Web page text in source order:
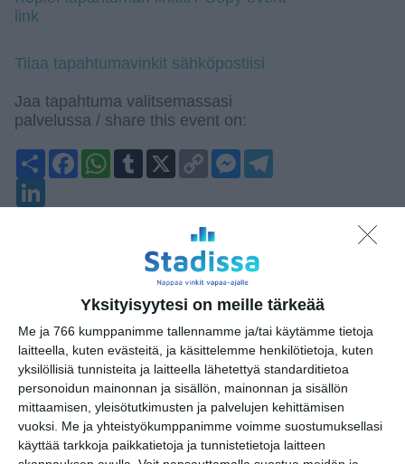
Yksityisyytesi on meille tärkeää
Me ja 766 kumppanimme tallennamme ja/tai käytämme tietoja
laitteella, kuten evästeitä, ja käsittelemme henkilötietoja, kuten
yksilöllisiä tunnisteita ja laitteella lähetettyä standarditietoa
personoidun mainonnan ja sisällön, mainonnan ja sisällön
mittaamisen, yleisötutkimusten ja palvelujen kehittämisen
vuoksi. Me ja yhteistyökumppanimme voimme suostumuksellasi
käyttää tarkkoja paikkatietoja ja tunnistetietoja laitteen
link
Tilaa tapahtumavinkit sähköpostiisi
Jaa tapahtuma valitsemassasi
palvelussa / share this event on:
ShareFacebook
WhatsApp
Tumblr
Copy
Link
Messenger
Katso myös nämä 🔥
Museo Leikin kesäloman
Sunnuntai Nalle Puhin
seurassa
su 9.8.2026 klo 10:00
Helsingin taidemuseon
HAMin ilmaispäivä - free